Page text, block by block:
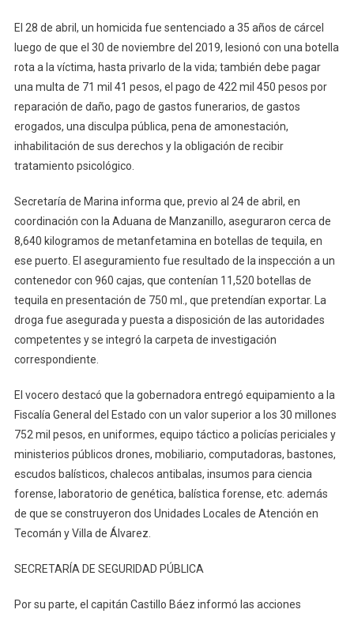
El 28 de abril, un homicida fue sentenciado a 35 años de cárcel
luego de que el 30 de noviembre del 2019, lesionó con una botella
rota a la víctima, hasta privarlo de la vida; también debe pagar
una multa de 71 mil 41 pesos, el pago de 422 mil 450 pesos por
reparación de daño, pago de gastos funerarios, de gastos
erogados, una disculpa pública, pena de amonestación,
inhabilitación de sus derechos y la obligación de recibir
tratamiento psicológico.
Secretaría de Marina informa que, previo al 24 de abril, en
coordinación con la Aduana de Manzanillo, aseguraron cerca de
8,640 kilogramos de metanfetamina en botellas de tequila, en
ese puerto. El aseguramiento fue resultado de la inspección a un
contenedor con 960 cajas, que contenían 11,520 botellas de
tequila en presentación de 750 ml., que pretendían exportar. La
droga fue asegurada y puesta a disposición de las autoridades
competentes y se integró la carpeta de investigación
correspondiente.
El vocero destacó que la gobernadora entregó equipamiento a la
Fiscalía General del Estado con un valor superior a los 30 millones
752 mil pesos, en uniformes, equipo táctico a policías periciales y
ministerios públicos drones, mobiliario, computadoras, bastones,
escudos balísticos, chalecos antibalas, insumos para ciencia
forense, laboratorio de genética, balística forense, etc. además
de que se construyeron dos Unidades Locales de Atención en
Tecomán y Villa de Álvarez.
SECRETARÍA DE SEGURIDAD PÚBLICA
Por su parte, el capitán Castillo Báez informó las acciones